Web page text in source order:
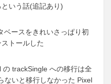
いう話(追記あり)
ベースをきれいさっぱり初
トールした
の trackSingle への移行は全
ないと移行しなかった Pixel